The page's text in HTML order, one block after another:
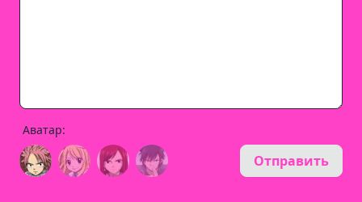
Аватар:
Отправить